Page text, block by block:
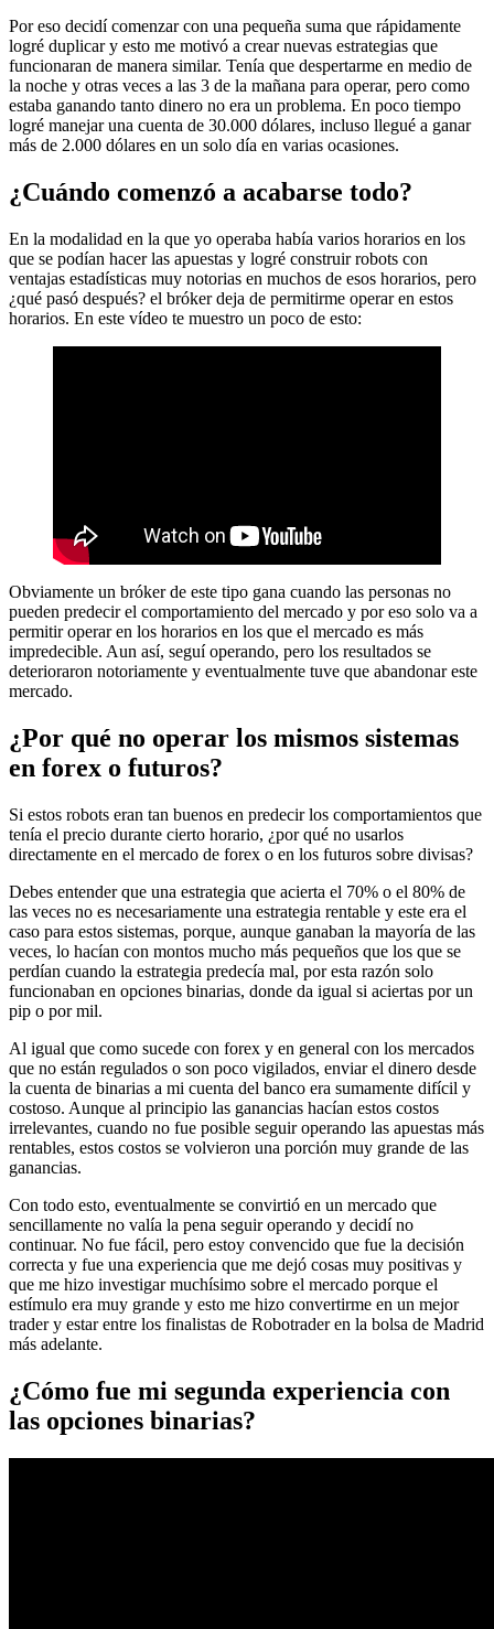
Por eso decidí comenzar con una pequeña suma que rápidamente
logré duplicar y esto me motivó a crear nuevas estrategias que
funcionaran de manera similar. Tenía que despertarme en medio de
la noche y otras veces a las 3 de la mañana para operar, pero como
estaba ganando tanto dinero no era un problema. En poco tiempo
logré manejar una cuenta de 30.000 dólares, incluso llegué a ganar
más de 2.000 dólares en un solo día en varias ocasiones.
¿Cuándo comenzó a acabarse todo?
En la modalidad en la que yo operaba había varios horarios en los
que se podían hacer las apuestas y logré construir robots con
ventajas estadísticas muy notorias en muchos de esos horarios, pero
¿qué pasó después? el bróker deja de permitirme operar en estos
horarios. En este vídeo te muestro un poco de esto:
Obviamente un bróker de este tipo gana cuando las personas no
pueden predecir el comportamiento del mercado y por eso solo va a
permitir operar en los horarios en los que el mercado es más
impredecible. Aun así, seguí operando, pero los resultados se
deterioraron notoriamente y eventualmente tuve que abandonar este
mercado.
¿Por qué no operar los mismos sistemas
en forex o futuros?
Si estos robots eran tan buenos en predecir los comportamientos que
tenía el precio durante cierto horario, ¿por qué no usarlos
directamente en el mercado de forex o en los futuros sobre divisas?
Debes entender que una estrategia que acierta el 70% o el 80% de
las veces no es necesariamente una estrategia rentable y este era el
caso para estos sistemas, porque, aunque ganaban la mayoría de las
veces, lo hacían con montos mucho más pequeños que los que se
perdían cuando la estrategia predecía mal, por esta razón solo
funcionaban en opciones binarias, donde da igual si aciertas por un
pip o por mil.
Al igual que como sucede con forex y en general con los mercados
que no están regulados o son poco vigilados, enviar el dinero desde
la cuenta de binarias a mi cuenta del banco era sumamente difícil y
costoso. Aunque al principio las ganancias hacían estos costos
irrelevantes, cuando no fue posible seguir operando las apuestas más
rentables, estos costos se volvieron una porción muy grande de las
ganancias.
Con todo esto, eventualmente se convirtió en un mercado que
sencillamente no valía la pena seguir operando y decidí no
continuar. No fue fácil, pero estoy convencido que fue la decisión
correcta y fue una experiencia que me dejó cosas muy positivas y
que me hizo investigar muchísimo sobre el mercado porque el
estímulo era muy grande y esto me hizo convertirme en un mejor
trader y estar entre los finalistas de Robotrader en la bolsa de Madrid
más adelante.
¿Cómo fue mi segunda experiencia con
las opciones binarias?